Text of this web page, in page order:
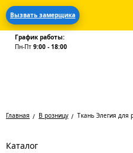
Вызвать замерщика
График работы:
Пн-Пт 9:00 - 18:00
Главная В розницу Ткань Элегия для
Каталог